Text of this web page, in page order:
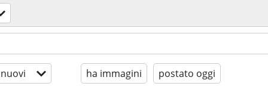
ha immagini postato oggi